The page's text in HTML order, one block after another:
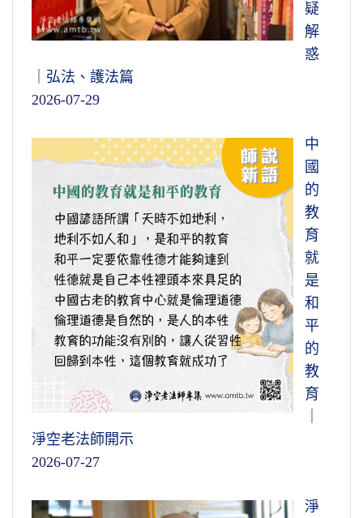
疑
解
惑
｜弘法、護法篇
2026-07-29
中
國
的
教
育
就
是
和
平
的
教
育
淨空老法師開示
2026-07-27
淨